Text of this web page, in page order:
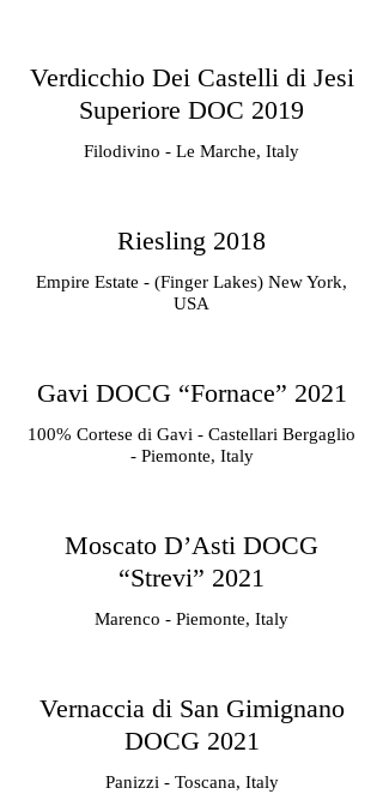
Verdicchio Dei Castelli di Jesi
Superiore DOC 2019
Filodivino - Le Marche, Italy
Riesling 2018
Empire Estate - (Finger Lakes) New York,
USA
Gavi DOCG “Fornace” 2021
100% Cortese di Gavi - Castellari Bergaglio
- Piemonte, Italy
Moscato D’Asti DOCG
“Strevi” 2021
Marenco - Piemonte, Italy
Vernaccia di San Gimignano
DOCG 2021
Panizzi - Toscana, Italy